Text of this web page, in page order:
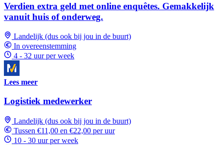
Verdien extra geld met online enquêtes. Gemakkelijk
vanuit huis of onderweg.
Landelijk (dus ook bij jou in de buurt)
In overeenstemming
4 - 32 uur per week
Lees meer
Logistiek medewerker
Landelijk (dus ook bij jou in de buurt)
Tussen €11,00 en €22,00 per uur
10 - 30 uur per week